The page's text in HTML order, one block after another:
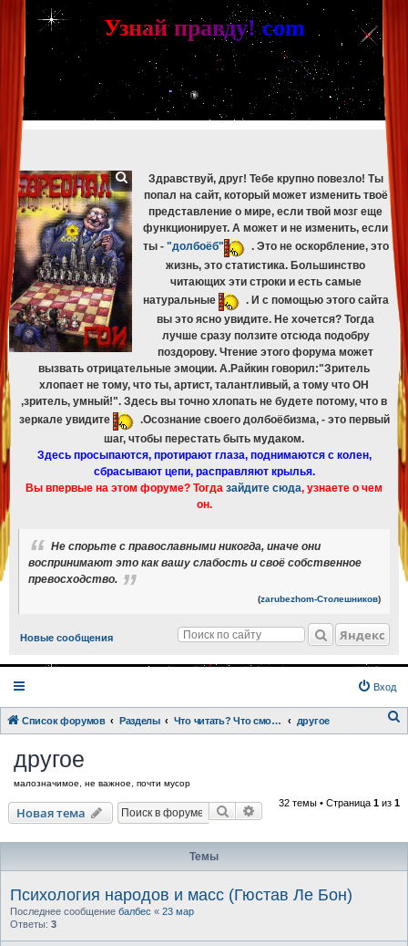
[phpBB Debug] PHP Warning : in file [ROOT]/phpbb/db/driver/mysqli.php
mysqli_fetch_assoc(): Couldn't fetch mysqli_result
[phpBB Debug] PHP Warning: in file[ROOT]/phpbb/db/driver/mysqli.php 329
mysqli_free_result(): Couldn't fetch mysqli_result
[phpBB Debug] PHP Warning
[ROOT]/phpbb/db/driver/mysqli.php on line 265
mysqli_fetch_assoc(): Couldn't fetch mysqli_result
[phpBB Debug] PHP Warning
: in file [ROOT]/phpbb/db/driver/mysqli.php on line329
mysqli_free_result(): Couldn't fetch mysqli_result
[phpBB Debug] PHP Warning: in file [ROOT]/phpbb/db/driver/mysqli.php on line 265
mysqli_fetch_assoc(): Couldn't fetch mysqli_result
[phpBB Debug] PHP Warning
[ROOT]/phpbb/db/driver/mysqli.php on line329:
mysqli_free_result(): Couldn't fetch mysqli_result
Узнай правду! com
Здравствуй, друг! Тебе крупно повезло! Ты
попал на сайт, который может изменить твоё
представление о мире, если твой мозг еще
функционирует. А может и не изменить, если
ты - "долбоёб"
. Это не оскорбление, это
жизнь, это статистика. Большинство
читающих эти строки и есть самые
натуральные
. И с помощью этого сайта
вы это ясно увидите. Не хочется? Тогда
лучше сразу ползите отсюда подобру
поздорову. Чтение этого форума может
вызвать отрицательные эмоции. А.Райкин говорил:"Зритель
хлопает не тому, что ты, артист, талантливый, а тому что ОН
,зритель, умный!". Здесь вы точно хлопать не будете потому, что в
зеркале увидите
.Осознание своего долбоёбизма, - это первый
шаг, чтобы перестать быть мудаком.
Здесь просыпаются, протирают глаза, поднимаются с колен,
сбрасывают цепи, расправляют крылья.
Вы впервые на этом форуме? Тогда зайдите сюда, узнаете о чем
он.
Не спорьте с православными никогда, иначе они
воспринимают это как вашу слабость и своё собственное
превосходство.
(zarubezhom-Столешников)
Новые сообщения Яндекс
Вход
Список форумов Разделы Что читать? Что смотреть? Книги и фильмы в кратком изложении другое
другое
малозначимое, не важное, почти мусор
Новая тема Поиск Расширенный поиск
32 темы • Страница 1 из 1
Темы
Психология народов и масс (Гюстав Ле Бон)
Последнее сообщение балбес « 23 мар
Ответы: 3